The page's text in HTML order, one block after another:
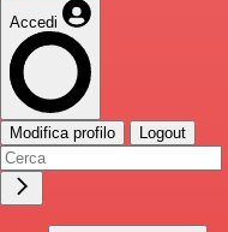
Accedi
Modifica profilo Logout